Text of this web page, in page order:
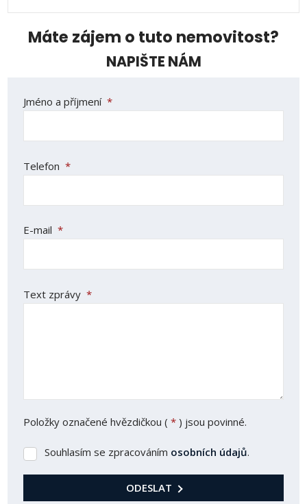
Máte zájem o tuto nemovitost?
NAPIŠTE NÁM
Jméno a příjmení *
Telefon *
E-mail *
Text zprávy *
Položky označené hvězdičkou ( * ) jsou povinné.
Souhlasím
Souhlasím se zpracováním osobních údajů.
ODESLAT